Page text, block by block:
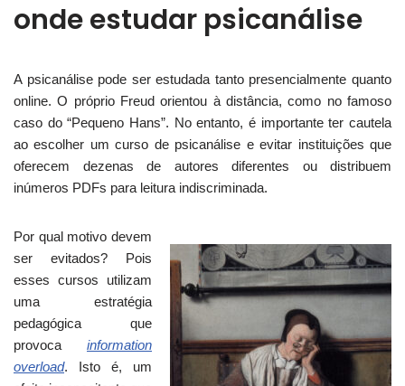
onde estudar psicanálise
A psicanálise pode ser estudada tanto presencialmente quanto
online. O próprio Freud orientou à distância, como no famoso
caso do “Pequeno Hans”. No entanto, é importante ter cautela
ao escolher um curso de psicanálise e evitar instituições que
oferecem dezenas de autores diferentes ou distribuem
inúmeros PDFs para leitura indiscriminada.
Por qual motivo devem
ser evitados? Pois
esses cursos utilizam
uma estratégia
pedagógica que
provoca information
overload. Isto é, um